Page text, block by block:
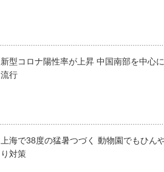
新型コロナ陽性率が上昇 中国南部を中心
流行
上海で38度の猛暑つづく 動物園でもひん
り対策